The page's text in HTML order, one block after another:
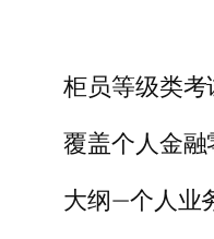
柜员等级类
覆盖个人金融
大纲—个人业